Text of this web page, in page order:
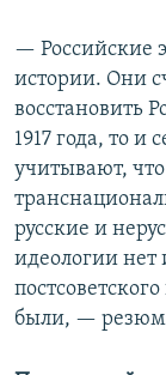
— Российские
истории. Они
восстановить
1917 года, то и
учитывают,
русские и
идеологии нет
были, —